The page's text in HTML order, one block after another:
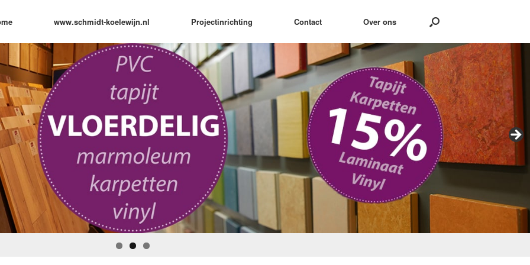
www.schmidt-koelewijn.nl Projectinrichting Contact Over ons